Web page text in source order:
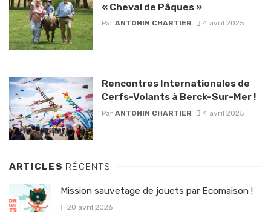
« Cheval de Pâques »
Par ANTONIN CHARTIER 4 avril 2025
Rencontres Internationales de
Cerfs-Volants à Berck-Sur-Mer !
Par ANTONIN CHARTIER 4 avril 2025
ARTICLES RÉCENTS
Mission sauvetage de jouets par Ecomaison !
20 avril 2026